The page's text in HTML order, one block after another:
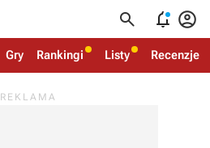
  
Gry Rankingi Listy Recenzje